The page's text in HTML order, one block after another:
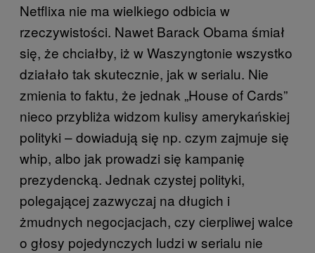
Netflixa nie ma wielkiego odbicia w
rzeczywistości. Nawet Barack Obama śmiał
się, że chciałby, iż w Waszyngtonie wszystko
działało tak skutecznie, jak w serialu. Nie
zmienia to faktu, że jednak „House of Cards”
nieco przybliża widzom kulisy amerykańskiej
polityki – dowiadują się np. czym zajmuje się
whip, albo jak prowadzi się kampanię
prezydencką. Jednak czystej polityki,
polegającej zazwyczaj na długich i
żmudnych negocjacjach, czy cierpliwej walce
o głosy pojedynczych ludzi w serialu nie